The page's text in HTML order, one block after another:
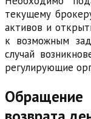
текущему
активов и
к возможным
случай
регулирующие